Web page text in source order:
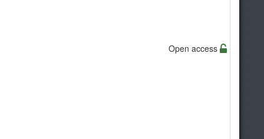
Open access